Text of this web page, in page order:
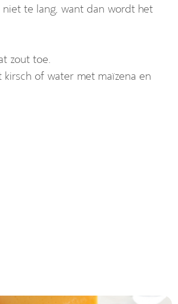
te lang, want dan wordt het
zout toe.
of water met maïzena en